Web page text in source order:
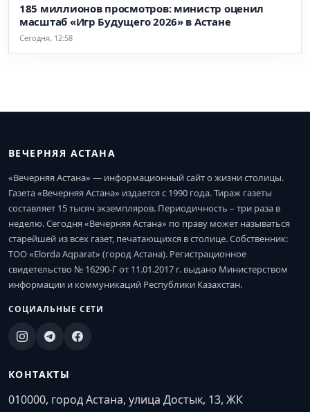
185 миллионов просмотров: министр оценил
масштаб «Игр Будущего 2026» в Астане
Сегодня, 12:58
ВЕЧЕРНЯЯ АСТАНА
«Вечерняя Астана» — информационный сайт о жизни столицы.
Газета «Вечерняя Астана» издается с 1990 года. Тираж газеты
составляет 15 тысяч экземпляров. Периодичность – три раза в
неделю. Сегодня «Вечерняя Астана» по праву может называться
старейшей из всех газет, печатающихся в столице. Собственник:
ТОО «Elorda Aqparat» (город Астана). Регистрационное
свидетельство № 16290-Г от 11.01.2017 г. выдано Министерством
информации и коммуникаций Республики Казахстан.
СОЦИАЛЬНЫЕ СЕТИ
КОНТАКТЫ
010000, город Астана, улица Достык, 13, ЖК